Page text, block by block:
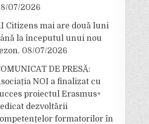
07/2026
Citizens mai are două luni
la începutul unui nou
08/07/2026
DE PRESĂ:
NOI a finalizat cu
proiectul Erasmus+
dezvoltării
formatorilor în